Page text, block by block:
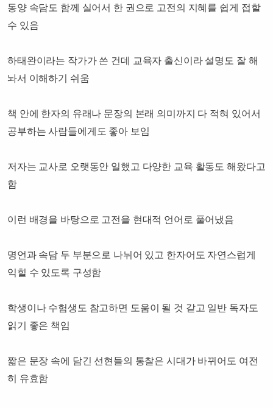
동양 속담도 함께 실어서 한 권으로 고전의 지혜를 쉽게 접할
수 있음
하태완이라는 작가가 쓴 건데 교육자 출신이라 설명도 잘 해
놔서 이해하기 쉬움
책 안에 한자의 유래나 문장의 본래 의미까지 다 적혀 있어서
공부하는 사람들에게도 좋아 보임
저자는 교사로 오랫동안 일했고 다양한 교육 활동도 해왔다고
함
이런 배경을 바탕으로 고전을 현대적 언어로 풀어냈음
명언과 속담 두 부분으로 나뉘어 있고 한자어도 자연스럽게
익힐 수 있도록 구성함
학생이나 수험생도 참고하면 도움이 될 것 같고 일반 독자도
읽기 좋은 책임
짧은 문장 속에 담긴 선현들의 통찰은 시대가 바뀌어도 여전
히 유효함